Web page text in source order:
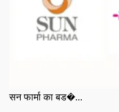
सन फार्मा का बड�...